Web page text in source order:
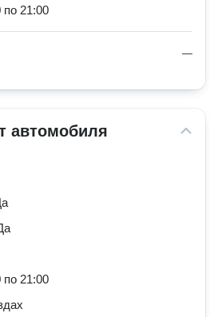
по 21:00
—
автомобиля
по 21:00